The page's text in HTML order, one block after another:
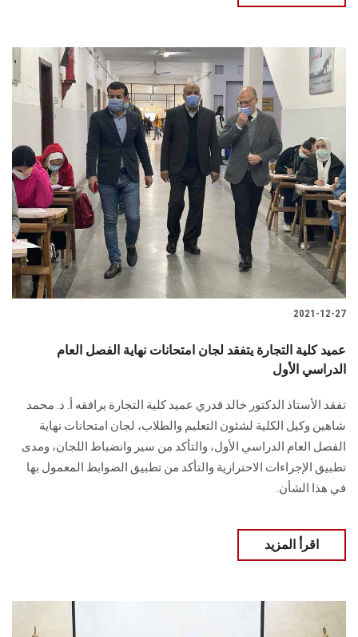
2021-12-27
عميد كلية التجارة يتفقد لجان امتحانات نهاية الفصل العام
الدراسي الأول
تفقد الأستاذ الدكتور خالد قدري عميد كلية التجارة يرافقه أ. د. محمد
شاهين وكيل الكلية لشئون التعليم والطلاب، لجان امتحانات نهاية
الفصل العام الدراسي الأول، والتأكد من سير وانضباط اللجان، ومدى
تطبيق الإجراءات الاحترازية والتأكد من تطبيق الضوابط المعمول بها
في هذا الشأن.
اقرأ المزيد